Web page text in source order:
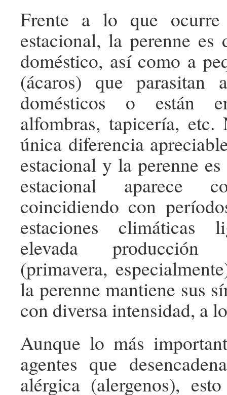
Frente a lo que
estacional, la perenne
doméstico, así como a
(ácaros) que parasitan
domésticos o están
alfombras, tapicería, etc.
única diferencia
estacional y la perenne
estacio­nal aparece
coincidiendo con
estaciones climáticas
elevada
(primavera,
la perenne mantie­ne sus
con diversa intensidad, a
Aunque lo más
agentes que
alérgica (alergenos),